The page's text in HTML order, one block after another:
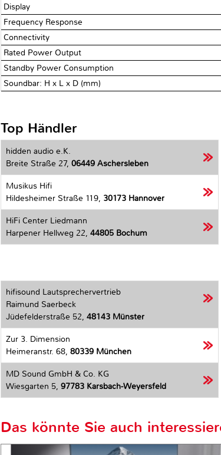
Display
Frequency Response
Connectivity
Rated Power Output
Standby Power Consumption
Soundbar: H x L x D (mm)
Top Händler
hidden audio e.K.
Breite Straße 27, 06449 Aschersleben
Musikus Hifi
Hildesheimer Straße 119, 30173 Hannover
HiFi Center Liedmann
Harpener Hellweg 22, 44805 Bochum
hifisound Lautsprechervertrieb
Raimund Saerbeck
Jüdefelderstraße 52, 48143 Münster
Zur 3. Dimension
Heimeranstr. 68, 80339 München
MD Sound GmbH & Co. KG
Wiesgarten 5, 97783 Karsbach-Weyersfeld
Das könnte Sie auch